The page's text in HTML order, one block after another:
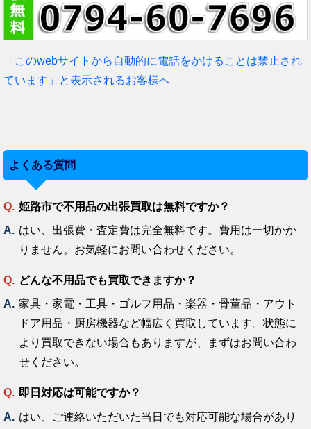
「このwebサイトから自動的に電話をかけることは禁止され
ています」と表示されるお客様へ
よくある質問
姫路市で不用品の出張買取は無料ですか？
はい、出張費・査定費は完全無料です。費用は一切かか
りません。お気軽にお問い合わせください。
どんな不用品でも買取できますか？
家具・家電・工具・ゴルフ用品・楽器・骨董品・アウト
ドア用品・厨房機器など幅広く買取しています。状態に
より買取できない場合もありますが、まずはお問い合わ
せください。
即日対応は可能ですか？
はい、ご連絡いただいた当日でも対応可能な場合があり